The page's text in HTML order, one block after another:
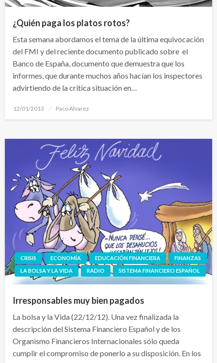
¿Quién paga los platos rotos?
Esta semana abordamos el tema de la última equivocación
del FMI y del reciente documento publicado sobre el
Banco de España, documento que demuestra que los
informes, que durante muchos años hacían los inspectores
advirtiendo de la crítica situación en…
Publicado
12/01/2013 Paco Alvarez
CRISIS ECONOMÍA EDUCACIÓN FINANCIERA
FINANZAS
LA BOLSA Y LA VIDA
RADIO SISTEMA FINANCIERO ESPAÑOL
Irresponsables muy bien pagados
La bolsa y la Vida (22/12/12). Una vez finalizada la
descripción del Sistema Financiero Español y de los
Organismo Financieros Internacionales sólo queda
cumplir el compromiso de ponerlo a su disposición. En los